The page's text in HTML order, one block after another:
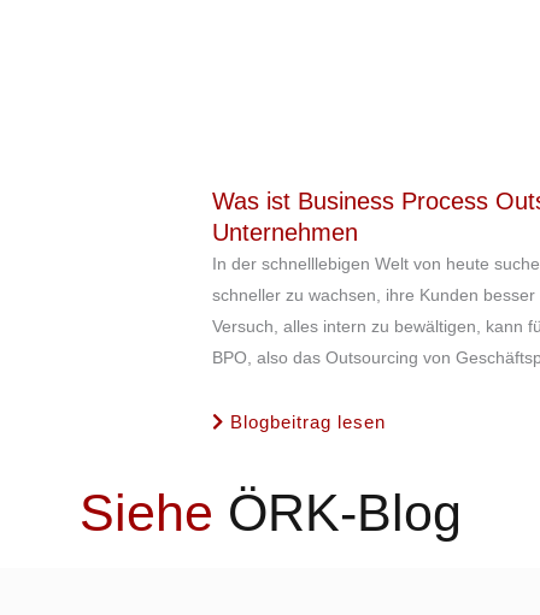
Was ist Business Process
Unternehmen
In der schnelllebigen Welt von heute
schneller zu wachsen, ihre Kunden
Versuch, alles intern zu bewältigen, kann
BPO, also das Outsourcing von
Blogbeitrag lesen
Siehe ÖRK-Blog